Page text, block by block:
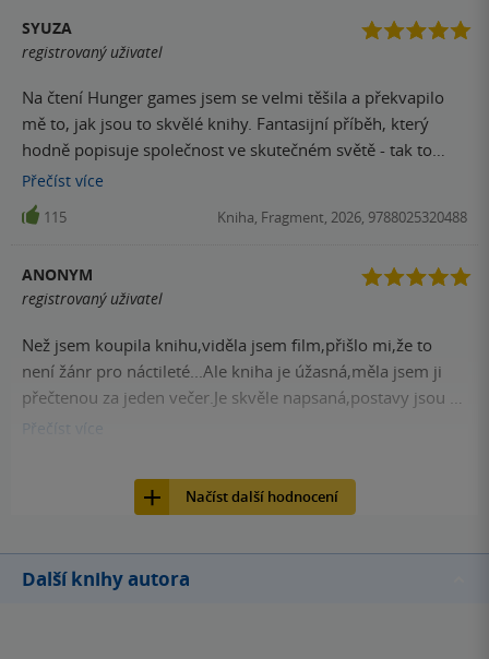
SYUZA
registrovaný uživatel
Na čtení Hunger games jsem se velmi těšila a překvapilo
mě to, jak jsou to skvělé knihy. Fantasijní příběh, který
hodně popisuje společnost ve skutečném světě - tak to
vidím já. Proto je pro mě Hunger games nejen kniha o
lásce, fantasy a dobrodružství, ale také o velkém
zamyšlení.
Přečíst více
115 Kniha, Fragment, 2026, 9788025320488
ANONYM
registrovaný uživatel
Než jsem koupila knihu,viděla jsem film,přišlo mi,že to
není žánr pro náctileté...Ale kniha je úžasná,měla jsem ji
přečtenou za jeden večer.Je skvěle napsaná,postavy jsou v
ní mnohem lépe vykresleny,některé informace jsou v knize
je podle filmu u jarmarku,podle knihy jo dostala od
starostovi dcery...doporučuji přečíst
Přečíst
Načíst další hodnocení
Další knihy autora